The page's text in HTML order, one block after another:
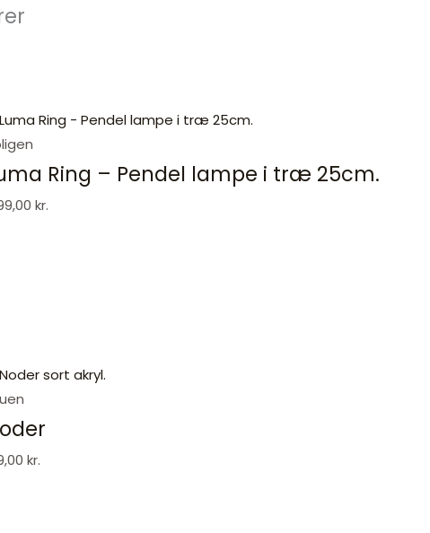
Ring – Pendel lampe i træ 25cm.
kr.
kr.